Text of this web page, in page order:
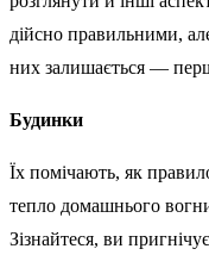
дійсно правильними,
них залишається —
Будинки
Їх помічають, як
тепло домашнього
Зізнайтеся, ви